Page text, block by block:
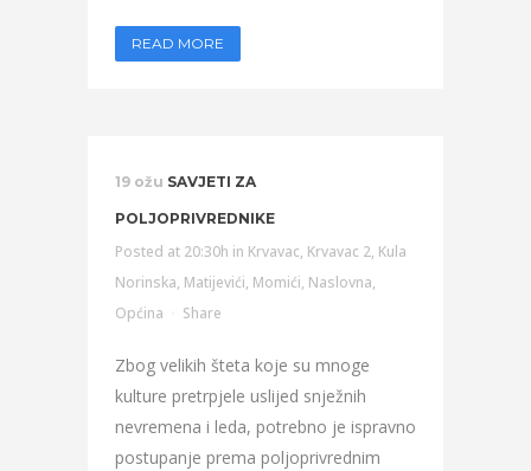
READ MORE
19 ožu SAVJETI ZA
POLJOPRIVREDNIKE
Posted at 20:30h in Krvavac, Krvavac 2, Kula
Norinska, Matijevići, Momići, Naslovna,
Općina
Share
Zbog velikih šteta koje su mnoge
kulture pretrpjele uslijed snježnih
nevremena i leda, potrebno je ispravno
postupanje prema poljoprivrednim